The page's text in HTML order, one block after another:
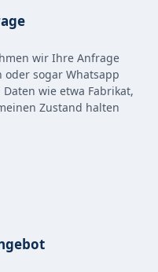
wir Ihre Anfrage
sogar Whatsapp
wie etwa Fabrikat,
Zustand halten